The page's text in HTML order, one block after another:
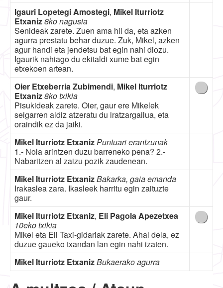
Igauri Lopetegi Amostegi, Mikel Iturriotz
Etxaniz8ko nagusia
Senideak zarete. Zuen ama hil da, eta azken
agurra prestatu behar duzue. Zuk, Mikel, azken
agur handi eta jendetsu bat egin nahi diozu.
Igaurik nahiago du ekitaldi xume bat egin
etxekoen artean.
Oier Etxeberria Zubimendi, Mikel Iturriotz
Etxaniz8ko txikia
Pisukideak zarete. Oier, gaur ere Mikelek
seigarren aldiz atzeratu du iratzargailua, eta
oraindik ez da jaiki.
Mikel Iturriotz EtxanizPuntuari erantzunak
1.- Nola arintzen duzu barreneko pena? 2.-
Nabaritzen al zaizu pozik zaudenean.
Mikel Iturriotz EtxanizBakarka, gaia emanda
Irakaslea zara. Ikasleek harritu egin zaituzte
gaur.
Mikel Iturriotz Etxaniz, Eli Pagola Apezetxea
10eko txikia
Mikel eta Eli Taxi-gidariak zarete. Ahal dela, ez
duzue gaueko txandan lan egin nahi izaten.
Mikel Iturriotz EtxanizBukaerako agurra